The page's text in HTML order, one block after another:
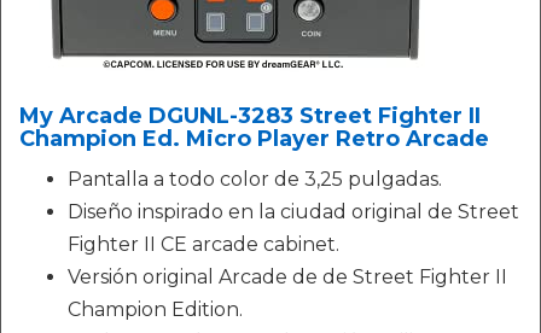
My Arcade DGUNL-3283 Street Fighter II
Champion Ed. Micro Player Retro Arcade
Pantalla a todo color de 3,25 pulgadas.
Diseño inspirado en la ciudad original de Street
Fighter II CE arcade cabinet.
Versión original Arcade de de Street Fighter II
Champion Edition.